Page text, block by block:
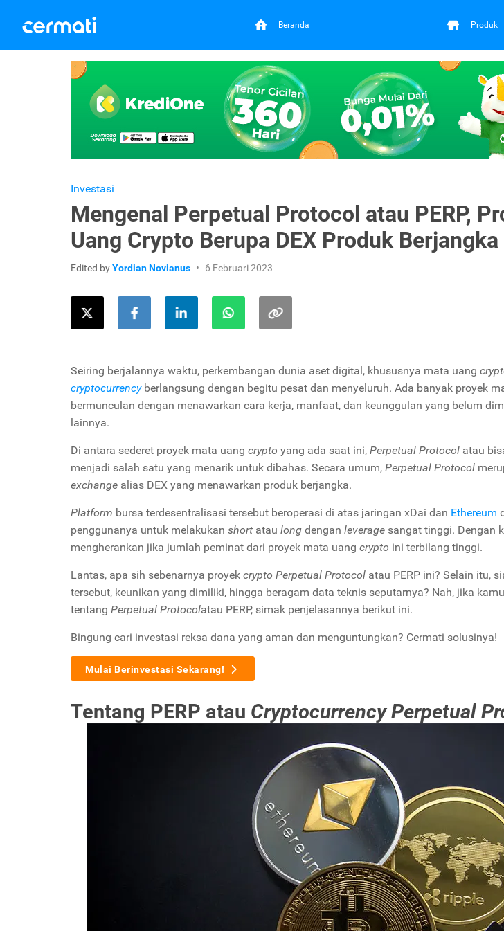
Beranda Produk
Investasi
Mengenal Perpetual Protocol atau PERP,
Uang Crypto Berupa DEX Produk
Edited byYordian Novianus 6 Februari 2023
Seiring berjalannya waktu, perkembangan dunia aset digital, khususnya mata uang
cryptocurrencyberlangsung dengan begitu pesat dan menyeluruh. Ada banyak proyek
bermunculan dengan menawarkan cara kerja, manfaat, dan keunggulan yang belum
lainnya.
Di antara sederet proyek mata uang crypto yang ada saat ini, Perpetual Protocol atau
menjadi salah satu yang menarik untuk dibahas. Secara umum, Perpetual Protocol
exchange alias DEX yang menawarkan produk berjangka.
Platform bursa terdesentralisasi tersebut beroperasi di atas jaringan xDai dan Ethereum
penggunanya untuk melakukan short atau long dengan leverage sangat tinggi. Dengan
mengherankan jika jumlah peminat dari proyek mata uang crypto ini terbilang tinggi.
Lantas, apa sih sebenarnya proyek crypto Perpetual Protocol atau PERP ini? Selain itu,
tersebut, keunikan yang dimiliki, hingga beragam data teknis seputarnya? Nah, jika
tentang Perpetual Protocolatau PERP, simak penjelasannya berikut ini.
Bingung cari investasi reksa dana yang aman dan menguntungkan? Cermati solusinya!
Mulai Berinvestasi Sekarang!
Tentang PERP atau CryptocurrencyPerpetual